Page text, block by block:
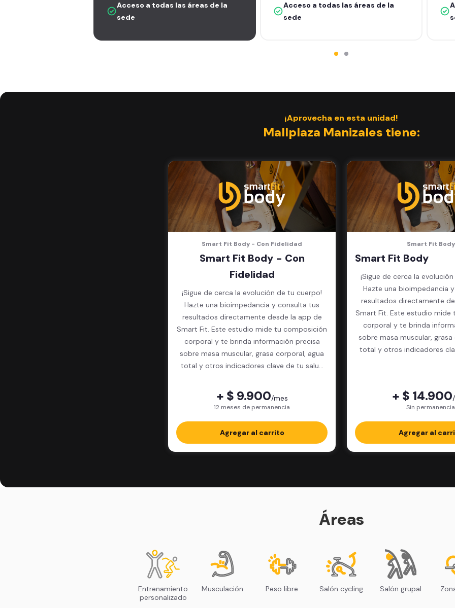
Acceso a todas las áreas de la
sede
Acceso a todas las áreas de la
sede
¡Aprovecha en esta unidad!
Mallplaza Manizales tiene:
Smart Fit Body - Con Fidelidad
Smart Fit Body - Con
Fidelidad
¡Sigue de cerca la evolución de tu cuerpo!
Hazte una bioimpedancia y consulta tus
resultados directamente desde la app de
Smart Fit. Este estudio mide tu composición
corporal y te brinda información precisa
sobre masa muscular, grasa corporal, agua
total y otros indicadores clave de tu salud
+ $ 9.900/mes
12 meses de permanencia
Agregar al carrito
Smart Fit Body
Smart Fit Body
¡Sigue de cerca la
Hazte una bioimpedancia
resultados directamente
Smart Fit. Este estudio mide
corporal y te brinda
sobre masa muscular,
total y otros indicadores
+ $ 14.900
Sin permanencia
Agregar al
Áreas
Entrenamiento
personalizado
Musculación Peso libre Salón cycling Salón grupal